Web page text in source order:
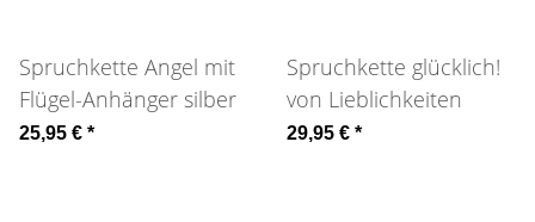
Spruchkette Angel mit
Flügel-Anhänger silber
25,95 € *
Spruchkette glücklich!
von Lieblichkeiten
29,95 € *